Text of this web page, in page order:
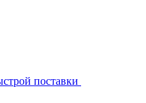
поставки